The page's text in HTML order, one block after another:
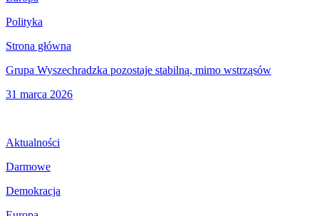
Polityka
Strona główna
Grupa Wyszechradzka pozostaje stabilną, mimo wstrząsów
31 marca 2026
Aktualności
Darmowe
Demokracja